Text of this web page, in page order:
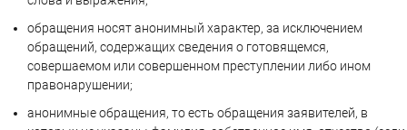
обращения носят анонимный характер, за исключением
обращений, содержащих сведения о готовящемся,
совершаемом или совершенном преступлении либо ином
правонарушении;
анонимные обращения, то есть обращения заявителей, в